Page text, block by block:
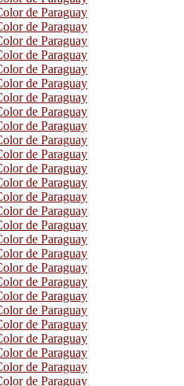
de Paraguay
de Paraguay
de Paraguay
de Paraguay
de Paraguay
de Paraguay
de Paraguay
de Paraguay
de Paraguay
de Paraguay
de Paraguay
de Paraguay
de Paraguay
de Paraguay
de Paraguay
de Paraguay
de Paraguay
de Paraguay
de Paraguay
de Paraguay
de Paraguay
de Paraguay
de Paraguay
de Paraguay
de Paraguay
de Paraguay
de Paraguay